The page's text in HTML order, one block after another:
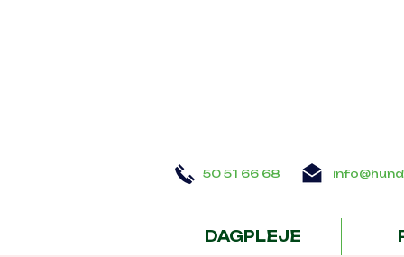
50 51 66 68
DAGPLEJE